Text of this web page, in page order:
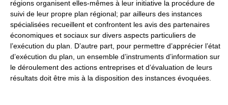
régions organisent elles-mêmes à leur initiative la procédure de
suivi de leur propre plan régional; par ailleurs des instances
spécialisées recueillent et confrontent les avis des partenaires
économiques et sociaux sur divers aspects particuliers de
l’exécution du plan. D’autre part, pour permettre d’apprécier l’état
d’exécution du plan, un ensemble d’instruments d’information sur
le déroulement des actions entreprises et d’évaluation de leurs
résultats doit être mis à la disposition des instances évoquées.